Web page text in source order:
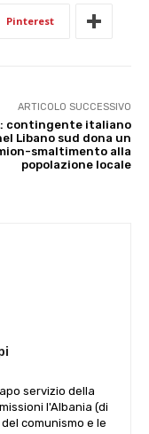
Pinterest
ARTICOLO SUCCESSIVO
contingente italiano
Libano sud dona un
smaltimento alla
popolazione locale
servizio della
l'Albania (di
comunismo e le